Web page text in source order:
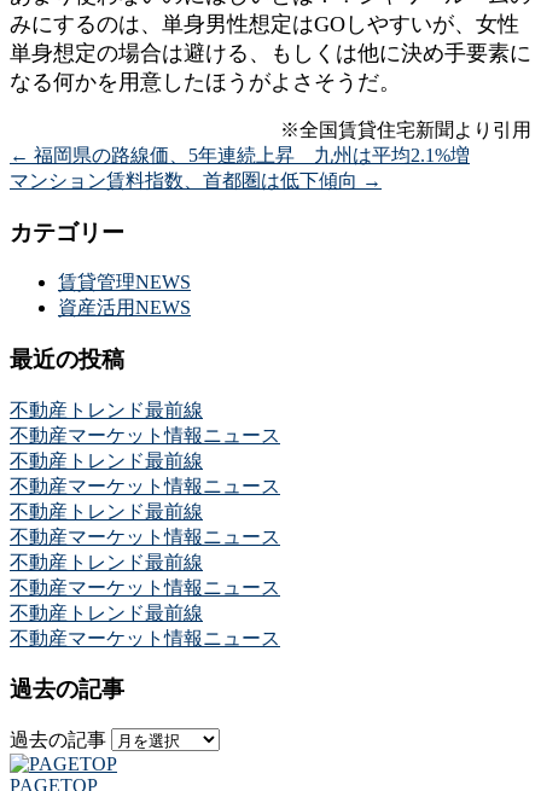
みにするのは、単身男性想定はGOしやすいが、女性
単身想定の場合は避ける、もしくは他に決め手要素に
なる何かを用意したほうがよさそうだ。
※全国賃貸住宅新聞より引用
← 福岡県の路線価、5年連続上昇 九州は平均2.1%増
マンション賃料指数、首都圏は低下傾向 →
カテゴリー
賃貸管理NEWS
資産活用NEWS
最近の投稿
不動産トレンド最前線
不動産マーケット情報ニュース
不動産トレンド最前線
不動産マーケット情報ニュース
不動産トレンド最前線
不動産マーケット情報ニュース
不動産トレンド最前線
不動産マーケット情報ニュース
不動産トレンド最前線
不動産マーケット情報ニュース
過去の記事
過去の記事
PAGETOP